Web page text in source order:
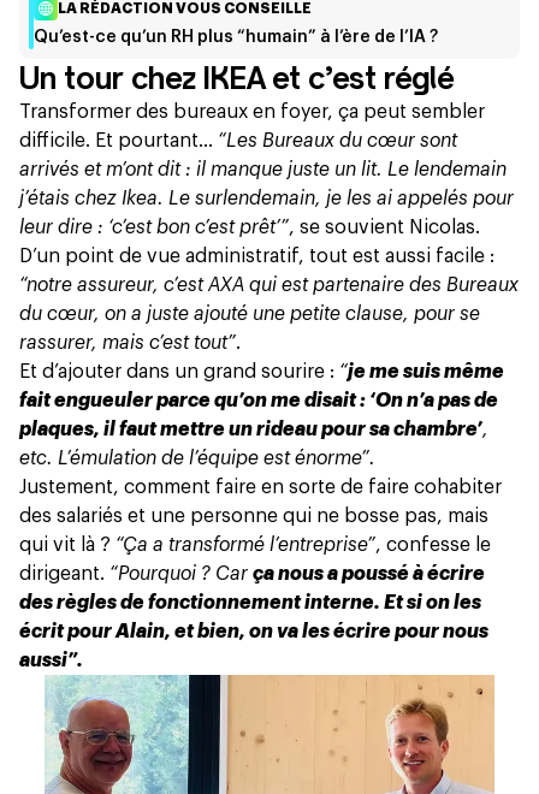
LA RÉDACTION VOUS CONSEILLE
Qu’est-ce qu’un RH plus “humain” à l’ère de l’IA ?
Un tour chez IKEA et c’est réglé
Transformer des bureaux en foyer, ça peut sembler
difficile. Et pourtant… “Les Bureaux du cœur sont
arrivés et m’ont dit : il manque juste un lit. Le lendemain
j’étais chez Ikea. Le surlendemain, je les ai appelés pour
leur dire : ‘c’est bon c’est prêt’”, se souvient Nicolas.
D’un point de vue administratif, tout est aussi facile :
“notre assureur, c’est AXA qui est partenaire des Bureaux
du cœur, on a juste ajouté une petite clause, pour se
rassurer, mais c’est tout”.
Et d’ajouter dans un grand sourire : “je me suis même
fait engueuler parce qu’on me disait : ‘On n’a pas de
plaques, il faut mettre un rideau pour sa chambre’,
etc. L’émulation de l’équipe est énorme”.
Justement, comment faire en sorte de faire cohabiter
des salariés et une personne qui ne bosse pas, mais
qui vit là ? “Ça a transformé l’entreprise”, confesse le
dirigeant. “Pourquoi ? Car ça nous a poussé à écrire
des règles de fonctionnement interne. Et si on les
écrit pour Alain, et bien, on va les écrire pour nous
aussi”.